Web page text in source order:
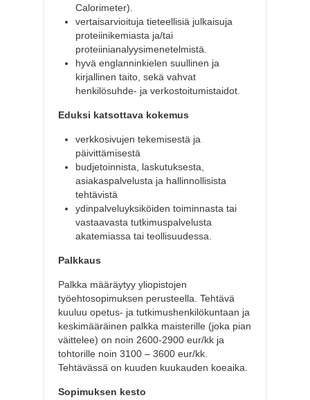
Calorimeter).
vertaisarvioituja tieteellisiä julkaisuja
proteiinikemiasta ja/tai
proteiinianalyysimenetelmistä.
hyvä englanninkielen suullinen ja
kirjallinen taito, sekä vahvat
henkilösuhde- ja verkostoitumistaidot.
Eduksi katsottava kokemus
verkkosivujen tekemisestä ja
päivittämisestä
budjetoinnista, laskutuksesta,
asiakaspalvelusta ja hallinnollisista
tehtävistä
ydinpalveluyksiköiden toiminnasta tai
vastaavasta tutkimuspalvelusta
akatemiassa tai teollisuudessa.
Palkkaus
Palkka määräytyy yliopistojen
työehtosopimuksen perusteella. Tehtävä
kuuluu opetus- ja tutkimushenkilökuntaan ja
keskimääräinen palkka maisterille (joka pian
väittelee) on noin 2600-2900 eur/kk ja
tohtorille noin 3100 – 3600 eur/kk.
Tehtävässä on kuuden kuukauden koeaika.
Sopimuksen kesto